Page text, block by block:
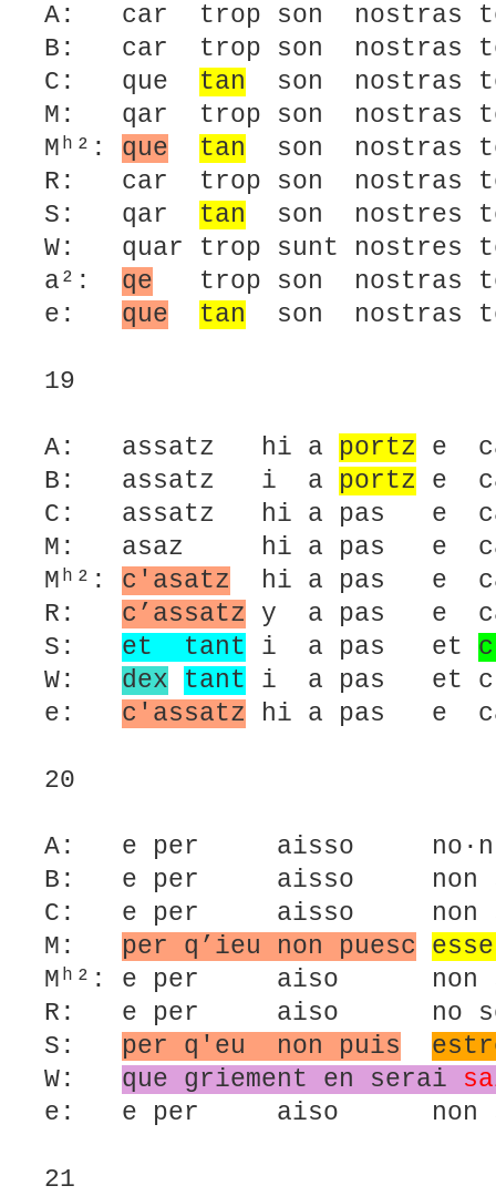
A: car trop son nostras
B: car trop son nostras
C: que tan son nostras
M: qar trop son nostras
Mʰ²: que tan son nostras
R: car trop son nostras
S: qar tan son nostres
W: quar trop sunt nostres
a²: qe trop son nostras
e: que tan son nostras
19
A: assatz hi a portz e
B: assatz i a portz e
C: assatz hi a pas e
M: asaz hi a pas e
Mʰ²: c'asatz hi a pas e
R: c’assatz y a pas e
S: et tant i a pas et
W:
dex tant i a pas et
e: c'assatz hi a pas e
20
A: e per aisso no·n
B: e per aisso non
C: e per aisso non
M: per q’ieu non puesc
Mʰ²: e per aiso non
R: e per aiso no soi
S: per q'eu non puis
W: que griement en serai
e: e per aiso non
21